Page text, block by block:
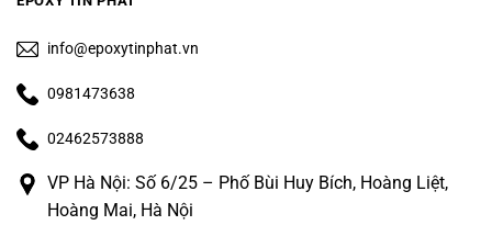
info@epoxytinphat.vn
0981473638
02462573888
VP Hà Nội: Số 6/25 – Phố Bùi Huy Bích, Hoàng Liệt,
Hoàng Mai, Hà Nội